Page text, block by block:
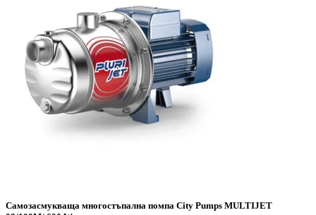
Самозасмукваща многостъпална помпа City Pumps MULTIJET